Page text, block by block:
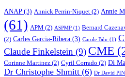
ANAP(3) Annick Perrin-Niquet (2) Annie
(61) APM (2) ASPMP (1) Bernard
(2) Carles Garcia-Ribera (3) Carole Bihr (1)
Claude Finkelstein (9) CME
Corinne Martinez (2) Cyril Corrado (2) Di
Dr Christophe Shmitt (6) Dr David